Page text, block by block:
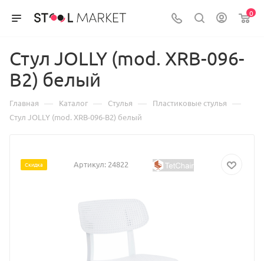
0
Стул JOLLY (mod. XRB-096-
B2) белый
Главная — Каталог — Стулья — Пластиковые стулья —
Стул JOLLY (mod. XRB-096-B2) белый
Скидка Артикул: 24822